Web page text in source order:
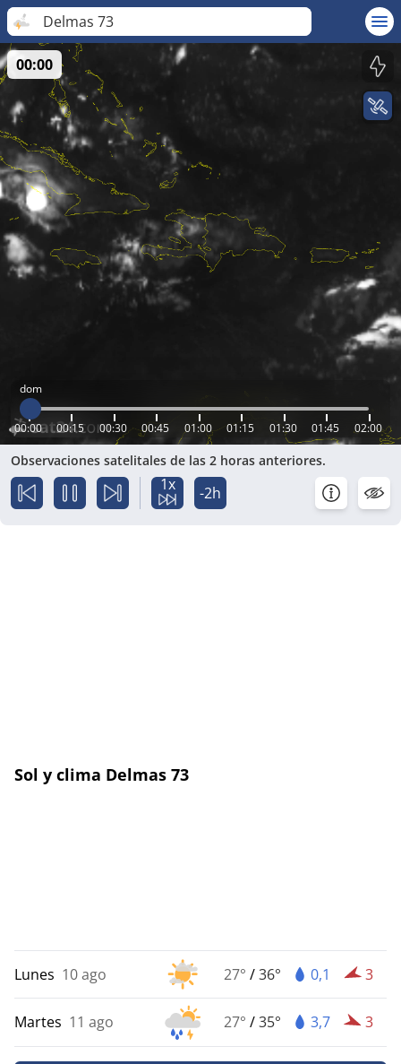
Delmas 73
dom
00:00 00:15 00:30 00:45 01:00 01:15 01:30 01:45 02:00
00:00
Observaciones satelitales de las 2 horas anteriores.
1x -2h
Sol y clima Delmas 73
Lunes 10 ago 27° /36° 0,1 3
Martes 11 ago 27° /35° 3,7 3